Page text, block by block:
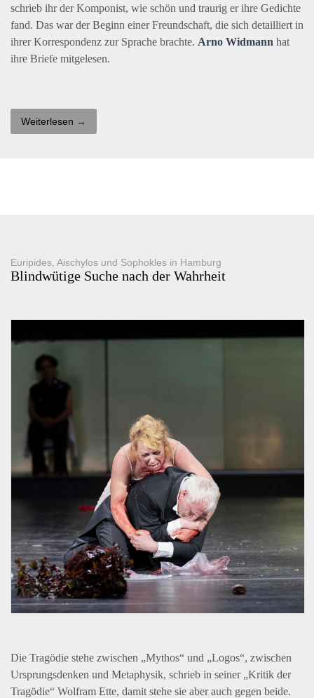
schrieb ihr der Komponist, wie schön und traurig er ihre Gedichte
fand. Das war der Beginn einer Freundschaft, die sich detailliert in
ihrer Korrespondenz zur Sprache brachte. Arno Widmann hat
ihre Briefe mitgelesen.
Weiterlesen →
Euripides, Aischylos und Sophokles in Hamburg
Blindwütige Suche nach der Wahrheit
Die Tragödie stehe zwischen „Mythos“ und „Logos“, zwischen
Ursprungsdenken und Metaphysik, schrieb in seiner „Kritik der
Tragödie“ Wolfram Ette, damit stehe sie aber auch gegen beide.